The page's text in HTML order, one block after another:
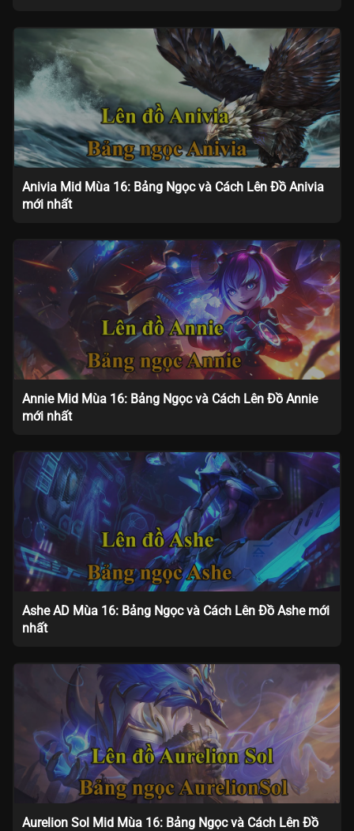
Anivia Mid Mùa 16: Bảng Ngọc và Cách Lên Đồ Anivia
mới nhất
Annie Mid Mùa 16: Bảng Ngọc và Cách Lên Đồ Annie
mới nhất
Ashe AD Mùa 16: Bảng Ngọc và Cách Lên Đồ Ashe mới
nhất
Aurelion Sol Mid Mùa 16: Bảng Ngọc và Cách Lên Đồ